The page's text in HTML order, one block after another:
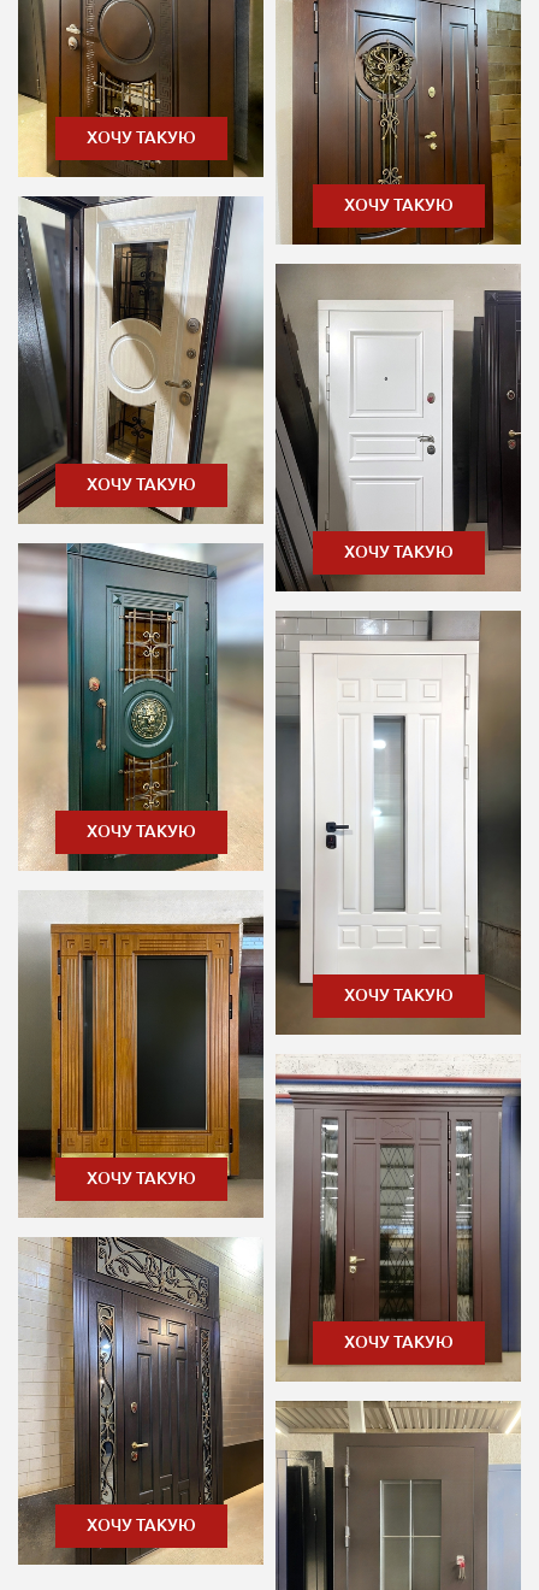
ХОЧУ ТАКУЮ
ХОЧУ ТАКУЮ
ХОЧУ ТАКУЮ
ХОЧУ ТАКУЮ
ХОЧУ ТАКУЮ
ХОЧУ ТАКУЮ
ХОЧУ ТАКУЮ
ХОЧУ ТАКУЮ
ХОЧУ ТАКУЮ